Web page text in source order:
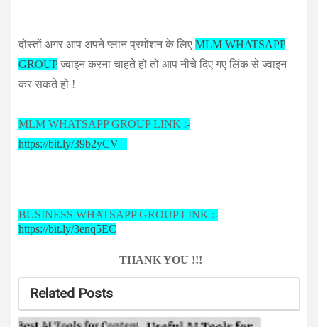
दोस्तों अगर आप अपने प्लान प्रमोशन के लिए MLM WHATSAPP
GROUPज्वाइन करना चाहते हो तो आप नीचे दिए गए लिंक से ज्वाइन
कर सकते हो !
MLM WHATSAPP GROUP LINK :-
https://bit.ly/39b2yCV
BUSINESS WHATSAPP GROUP LINK :-
https://bit.ly/3enq5EC
THANK YOU !!!
Related Posts